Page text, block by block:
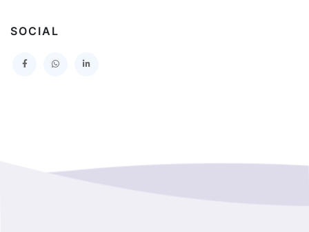
SERVICIO DE SALUD TALCAHUANO HOSPITAL DE
GOBERNACION PROVINCIAL DE TALCA
SOCIAL